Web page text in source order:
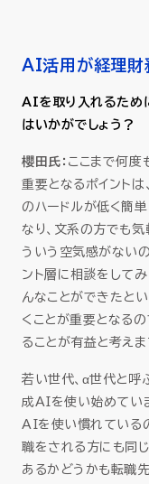
AI活用が経理財
AIを取り入れるため
はいかがでしょう？
櫻田氏： ここまで何度
重要となるポイントは
のハードルが低く簡
なり、文系の方でも
ういう空気感がない
ント層に相談をして
んなことができたと
くことが重要となる
ることが有益と考えま
若い世代、α世代と呼
成AIを使い始めてい
AIを使い慣れている
職をされる方にも同
あるかどうかも転職